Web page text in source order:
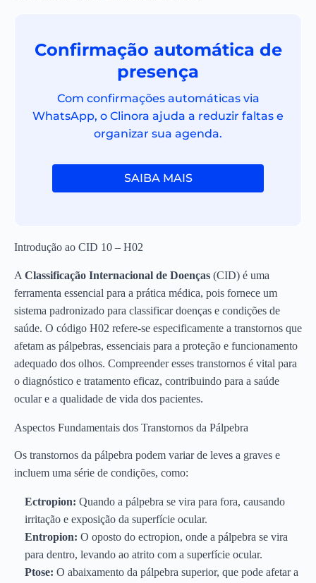
Confirmação automática de
presença
Com confirmações automáticas via
WhatsApp, o Clinora ajuda a reduzir faltas e
organizar sua agenda.
SAIBA MAIS
Introdução ao CID 10 – H02
A Classificação Internacional de Doenças (CID) é uma
ferramenta essencial para a prática médica, pois fornece um
sistema padronizado para classificar doenças e condições de
saúde. O código H02 refere-se especificamente a transtornos que
afetam as pálpebras, essenciais para a proteção e funcionamento
adequado dos olhos. Compreender esses transtornos é vital para
o diagnóstico e tratamento eficaz, contribuindo para a saúde
ocular e a qualidade de vida dos pacientes.
Aspectos Fundamentais dos Transtornos da Pálpebra
Os transtornos da pálpebra podem variar de leves a graves e
incluem uma série de condições, como:
Ectropion: Quando a pálpebra se vira para fora, causando
irritação e exposição da superfície ocular.
Entropion: O oposto do ectropion, onde a pálpebra se vira
para dentro, levando ao atrito com a superfície ocular.
Ptose: O abaixamento da pálpebra superior, que pode afetar a